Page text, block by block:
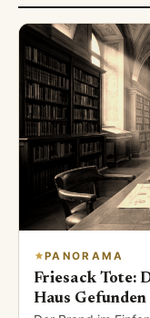
PANORAMA
Friesack Tote:
Haus Gefunden